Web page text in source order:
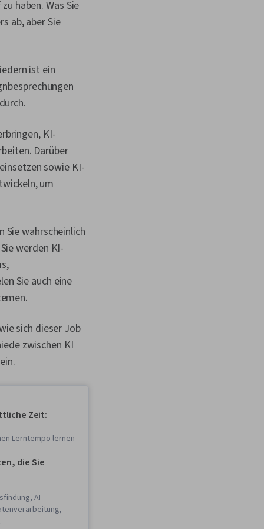
Tiefes Lernen,
haben. Was Sie
ab, aber Sie
ist ein
KI-
Darüber
sowie KI-
um
Sie wahrscheinlich
werden KI-
Sie auch eine
sich dieser Job
zwischen KI
Zeit:
Lerntempo lernen
die Sie
AI-